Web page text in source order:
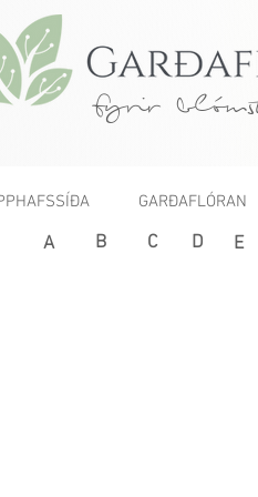
fyrir
GARÐAFLÓRAN
A B C D E